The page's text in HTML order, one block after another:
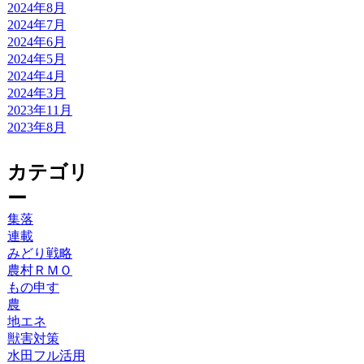
2024年8月
2024年7月
2024年6月
2024年5月
2024年4月
2024年3月
2023年11月
2023年8月
カテゴリ
ー
集落
連載
みどり戦略
農村ＲＭＯ
もの申す
農
地エネ
獣害対策
水田フル活用